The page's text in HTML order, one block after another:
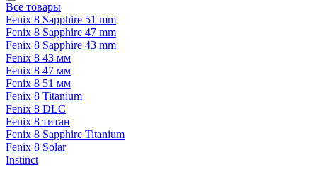
Все товары
Fenix 8 Sapphire 51 mm
Fenix 8 Sapphire 47 mm
Fenix 8 Sapphire 43 mm
Fenix 8 43 мм
Fenix 8 47 мм
Fenix 8 51 мм
Fenix 8 Titanium
Fenix 8 DLC
Fenix 8 титан
Fenix 8 Sapphire Titanium
Fenix 8 Solar
Instinct